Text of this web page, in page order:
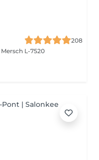
208
Mersch L-7520